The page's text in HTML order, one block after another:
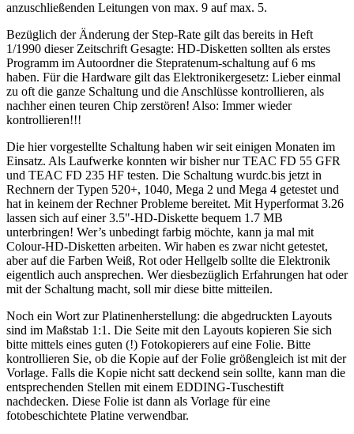
anzuschließenden Leitungen von max. 9 auf max. 5.
Bezüglich der Änderung der Step-Rate gilt das bereits in Heft
1/1990 dieser Zeitschrift Gesagte: HD-Disketten sollten als erstes
Programm im Autoordner die Stepratenum-schaltung auf 6 ms
haben. Für die Hardware gilt das Elektronikergesetz: Lieber einmal
zu oft die ganze Schaltung und die Anschlüsse kontrollieren, als
nachher einen teuren Chip zerstören! Also: Immer wieder
kontrollieren!!!
Die hier vorgestellte Schaltung haben wir seit einigen Monaten im
Einsatz. Als Laufwerke konnten wir bisher nur TEAC FD 55 GFR
und TEAC FD 235 HF testen. Die Schaltung wurdc.bis jetzt in
Rechnern der Typen 520+, 1040, Mega 2 und Mega 4 getestet und
hat in keinem der Rechner Probleme bereitet. Mit Hyperformat 3.26
lassen sich auf einer 3.5"-HD-Diskette bequem 1.7 MB
unterbringen! Wer’s unbedingt farbig möchte, kann ja mal mit
Colour-HD-Disketten arbeiten. Wir haben es zwar nicht getestet,
aber auf die Farben Weiß, Rot oder Hellgelb sollte die Elektronik
eigentlich auch ansprechen. Wer diesbezüglich Erfahrungen hat oder
mit der Schaltung macht, soll mir diese bitte mitteilen.
Noch ein Wort zur Platinenherstellung: die abgedruckten Layouts
sind im Maßstab 1:1. Die Seite mit den Layouts kopieren Sie sich
bitte mittels eines guten (!) Fotokopierers auf eine Folie. Bitte
kontrollieren Sie, ob die Kopie auf der Folie größengleich ist mit der
Vorlage. Falls die Kopie nicht satt deckend sein sollte, kann man die
entsprechenden Stellen mit einem EDDING-Tuschestift
nachdecken. Diese Folie ist dann als Vorlage für eine
fotobeschichtete Platine verwendbar.